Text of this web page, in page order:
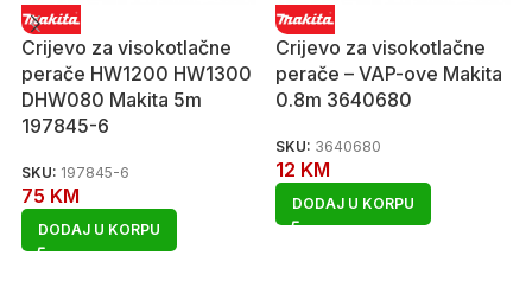
Crijevo za visokotlačne
perače HW1200 HW1300
DHW080 Makita 5m
197845-6
SKU: 197845-6
75 KM
DODAJ U KORPU
Crijevo za visokotlačne
perače – VAP-ove Makita
0.8m 3640680
SKU: 3640680
12 KM
DODAJ U KORPU